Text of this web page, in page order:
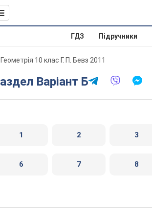
ГДЗ Підручники
Геометрія 10 клас Г. П. Бевз 2011
Раздел Варіант Б
1 2 3
6 7 8